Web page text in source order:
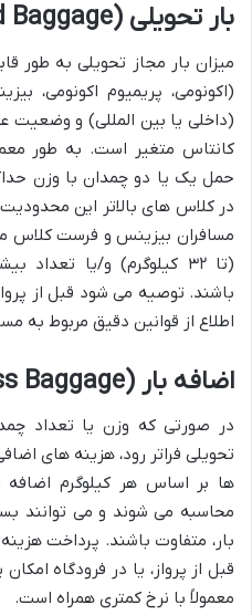
بار تحویلی (Checked Baggage)
میزان بار مجاز تحویلی به طور
(اکونومی، پریمیوم اکونومی،
کانتاس متغیر است. به طور
در کلاس های بالاتر این
مسافران بیزینس و فرست کلاس
(تا ۳۲ کیلوگرم) و/یا
باشند. توصیه می شود قبل از
اطلاع از قوانین دقیق مربوط به
اضافه بار (Excess Baggage)
در صورتی که وزن یا تعداد
تحویلی فراتر رود، هزینه های
ها بر اساس هر کیلوگرم
محاسبه می شوند و می توانند
بار، متفاوت باشند. پرداخت
قبل از پرواز، یا در فرودگاه
معمولاً با نرخ کمتری همراه است.